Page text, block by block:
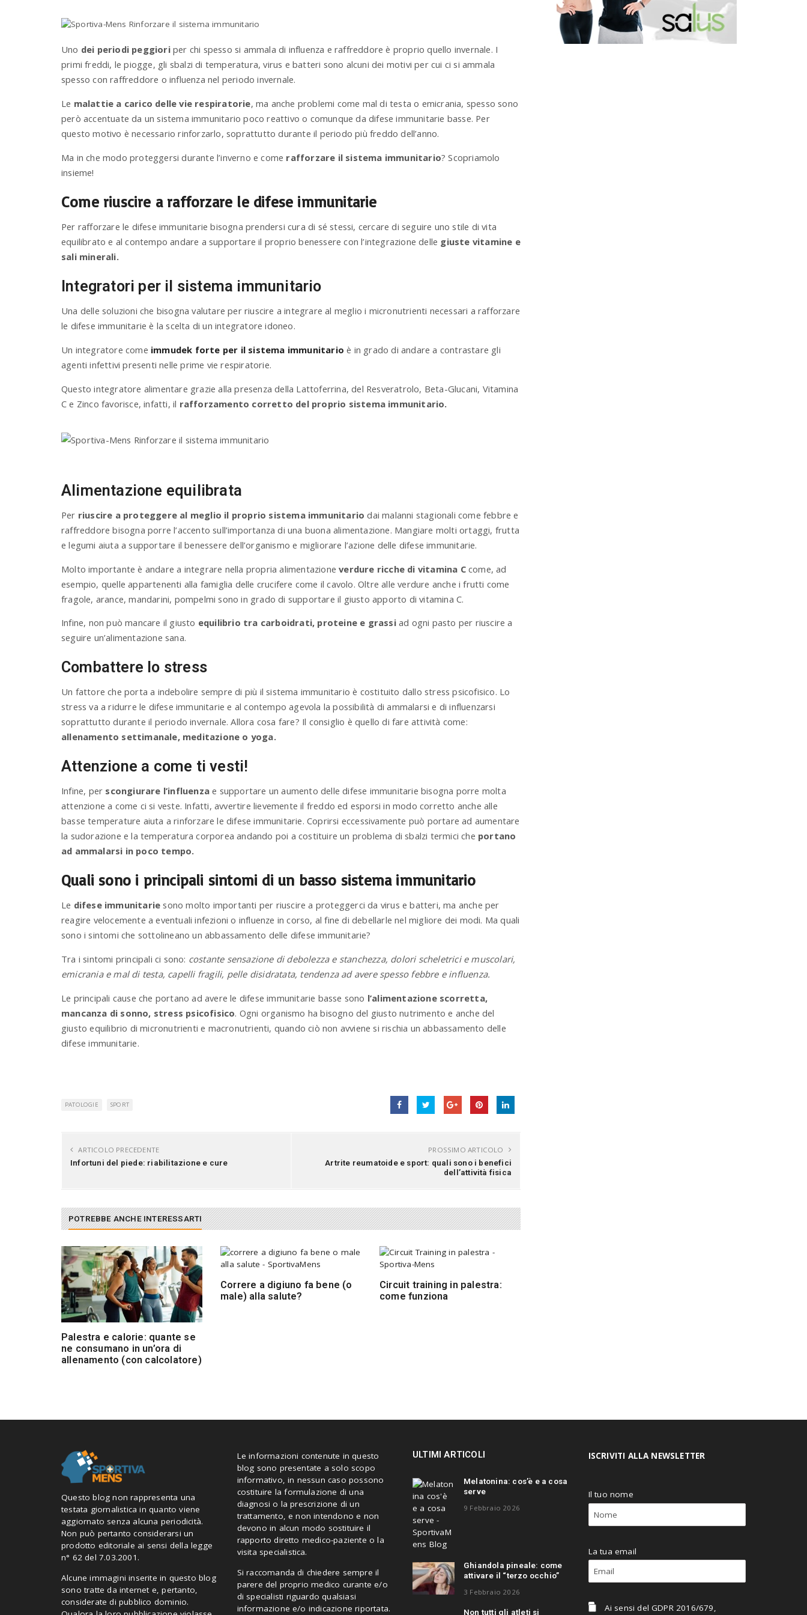
Uno dei periodi peggioriper chi spesso si ammala di influenza e raffreddore è proprio quello invernale. I
primi freddi, le piogge, gli sbalzi di temperatura, virus e batteri sono alcuni dei motivi per cui ci si ammala
spesso con raffreddore o influenza nel periodo invernale.
Le malattie a carico delle vie respiratorie, ma anche problemi come mal di testa o emicrania, spesso sono
però accentuate da un sistema immunitario poco reattivo o comunque da difese immunitarie basse. Per
questo motivo è necessario rinforzarlo, soprattutto durante il periodo più freddo dell’anno.
Ma in che modo proteggersi durante l’inverno e come rafforzare il sistema immunitario? Scopriamolo
insieme!
Come riuscire a rafforzare le difese immunitarie
Per rafforzare le difese immunitarie bisogna prendersi cura di sé stessi, cercare di seguire uno stile di vita
equilibrato e al contempo andare a supportare il proprio benessere con l’integrazione delle giuste vitamine e
sali minerali.
Integratori per il sistema immunitario
Una delle soluzioni che bisogna valutare per riuscire a integrare al meglio i micronutrienti necessari a rafforzare
le difese immunitarie è la scelta di un integratore idoneo.
Un integratore come immudek forte per il sistema immunitario è in grado di andare a contrastare gli
agenti infettivi presenti nelle prime vie respiratorie.
Questo integratore alimentare grazie alla presenza della Lattoferrina, del Resveratrolo, Beta-Glucani, Vitamina
C e Zinco favorisce, infatti, il rafforzamento corretto del proprio sistema immunitario.
Alimentazione equilibrata
Per riuscire a proteggere al meglio il proprio sistema immunitario dai malanni stagionali come febbre e
raffreddore bisogna porre l’accento sull’importanza di una buona alimentazione. Mangiare molti ortaggi, frutta
e legumi aiuta a supportare il benessere dell’organismo e migliorare l’azione delle difese immunitarie.
Molto importante è andare a integrare nella propria alimentazioneverdure ricche di vitamina Ccome, ad
esempio, quelle appartenenti alla famiglia delle crucifere come il cavolo. Oltre alle verdure anche i frutti come
fragole, arance, mandarini, pompelmi sono in grado di supportare il giusto apporto di vitamina C.
Infine, non può mancare il giusto equilibrio tra carboidrati, proteine e grassiad ogni pasto per riuscire a
seguire un’alimentazione sana.
Combattere lo stress
Un fattore che porta a indebolire sempre di più il sistema immunitario è costituito dallo stress psicofisico. Lo
stress va a ridurre le difese immunitarie e al contempo agevola la possibilità di ammalarsi e di influenzarsi
soprattutto durante il periodo invernale. Allora cosa fare? Il consiglio è quello di fare attività come:
allenamento settimanale, meditazione o yoga.
Attenzione a come ti vesti!
Infine, per scongiurare l’influenza e supportare un aumento delle difese immunitarie bisogna porre molta
attenzione a come ci si veste. Infatti, avvertire lievemente il freddo ed esporsi in modo corretto anche alle
basse temperature aiuta a rinforzare le difese immunitarie. Coprirsi eccessivamente può portare ad aumentare
la sudorazione e la temperatura corporea andando poi a costituire un problema di sbalzi termici che portano
ad ammalarsi in poco tempo.
Quali sono i principali sintomi di un basso sistema immunitario
Le difese immunitarie sono molto importanti per riuscire a proteggerci da virus e batteri, ma anche per
reagire velocemente a eventuali infezioni o influenze in corso, al fine di debellarle nel migliore dei modi. Ma quali
sono i sintomi che sottolineano un abbassamento delle difese immunitarie?
Tra i sintomi principali ci sono: costante sensazione di debolezza e stanchezza, dolori scheletrici e muscolari,
emicrania e mal di testa, capelli fragili, pelle disidratata, tendenza ad avere spesso febbre e influenza.
Le principali cause che portano ad avere le difese immunitarie basse sono l’alimentazione scorretta,
mancanza di sonno, stress psicofisico. Ogni organismo ha bisogno del giusto nutrimento e anche del
giusto equilibrio di micronutrienti e macronutrienti, quando ciò non avviene si rischia un abbassamento delle
difese immunitarie.
PATOLOGIE SPORT
ARTICOLO PRECEDENTE
Infortuni del piede: riabilitazione e cure
PROSSIMO ARTICOLO
Artrite reumatoide e sport: quali sono i benefici
dell’attività fisica
POTREBBE ANCHE INTERESSARTI
Palestra e calorie: quante se
ne consumano in un’ora di
allenamento (con calcolatore)
Correre a digiuno fa bene (o
male) alla salute?
Circuit training in palestra:
come funziona
Questo blog non rappresenta una
testata giornalistica in quanto viene
aggiornato senza alcuna periodicità.
Non può pertanto considerarsi un
prodotto editoriale ai sensi della legge
n° 62 del 7.03.2001.
Alcune immagini inserite in questo blog
sono tratte da internet e, pertanto,
considerate di pubblico dominio.
Le informazioni contenute in questo
blog sono presentate a solo scopo
informativo, in nessun caso possono
costituire la formulazione di una
diagnosi o la prescrizione di un
trattamento, e non intendono e non
devono in alcun modo sostituire il
rapporto diretto medico-paziente o la
visita specialistica.
Si raccomanda di chiedere sempre il
parere del proprio medico curante e/o
di specialisti riguardo qualsiasi
informazione e/o indicazione riportata.
ULTIMI ARTICOLI
Melatonina: cos’è e a cosa
serve
9 Febbraio 2026
Ghiandola pineale: come
attivare il “terzo occhio”
3 Febbraio 2026
Non tutti gli atleti si
ISCRIVITI ALLA NEWSLETTER
Il tuo nome
La tua email
Ai sensi del GDPR 2016/679,